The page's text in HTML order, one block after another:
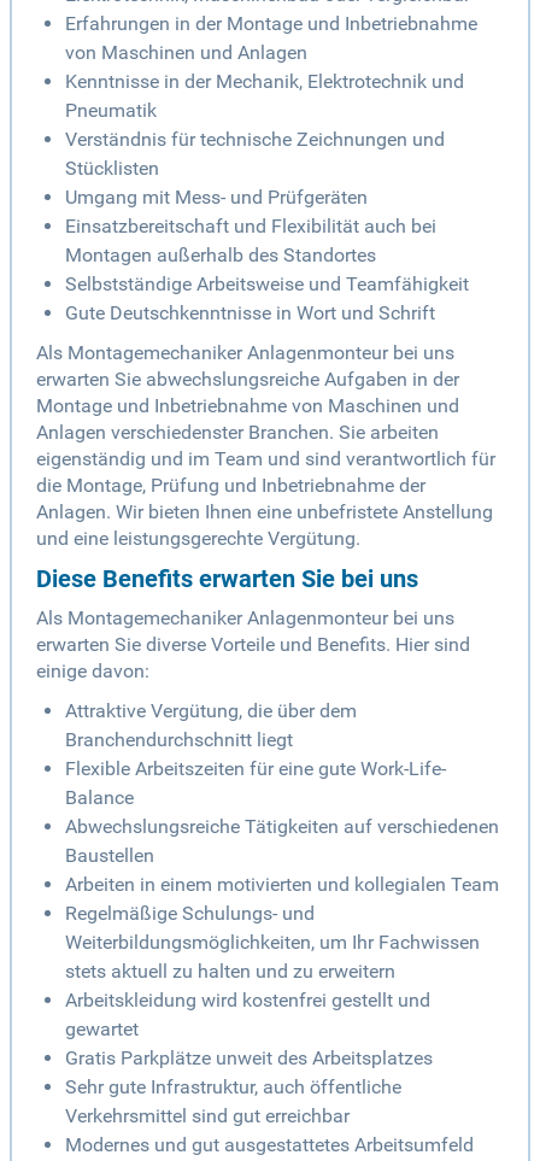
Erfahrungen in der Montage und Inbetriebnahme
von Maschinen und Anlagen
Kenntnisse in der Mechanik, Elektrotechnik und
Pneumatik
Verständnis für technische Zeichnungen und
Stücklisten
Umgang mit Mess- und Prüfgeräten
Einsatzbereitschaft und Flexibilität auch bei
Montagen außerhalb des Standortes
Selbstständige Arbeitsweise und Teamfähigkeit
Gute Deutschkenntnisse in Wort und Schrift
Als Montagemechaniker Anlagenmonteur bei uns
erwarten Sie abwechslungsreiche Aufgaben in der
Montage und Inbetriebnahme von Maschinen und
Anlagen verschiedenster Branchen. Sie arbeiten
eigenständig und im Team und sind verantwortlich für
die Montage, Prüfung und Inbetriebnahme der
Anlagen. Wir bieten Ihnen eine unbefristete Anstellung
und eine leistungsgerechte Vergütung.
Diese Benefits erwarten Sie bei uns
Als Montagemechaniker Anlagenmonteur bei uns
erwarten Sie diverse Vorteile und Benefits. Hier sind
einige davon:
Attraktive Vergütung, die über dem
Branchendurchschnitt liegt
Flexible Arbeitszeiten für eine gute Work-Life-
Balance
Abwechslungsreiche Tätigkeiten auf verschiedenen
Baustellen
Arbeiten in einem motivierten und kollegialen Team
Regelmäßige Schulungs- und
Weiterbildungsmöglichkeiten, um Ihr Fachwissen
stets aktuell zu halten und zu erweitern
Arbeitskleidung wird kostenfrei gestellt und
gewartet
Gratis Parkplätze unweit des Arbeitsplatzes
Sehr gute Infrastruktur, auch öffentliche
Verkehrsmittel sind gut erreichbar
Modernes und gut ausgestattetes Arbeitsumfeld